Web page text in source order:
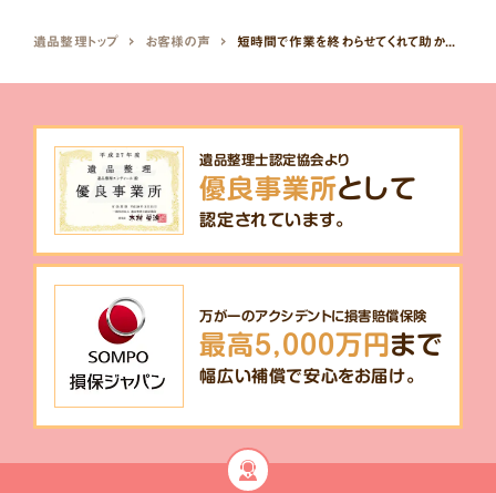
遺品整理トップ お客様の声
遺品整理士認定協会より
優良事業所として
認定されています。
万が一のアクシデントに損害賠償保険
最高5,000万円まで
幅広い補償で安心をお届け。